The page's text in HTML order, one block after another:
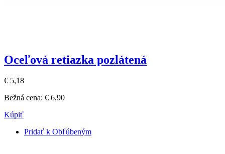
Oceľová retiazka pozlátená
€ 5,18
Bežná cena: € 6,90
Kúpiť
Pridať k Obľúbeným